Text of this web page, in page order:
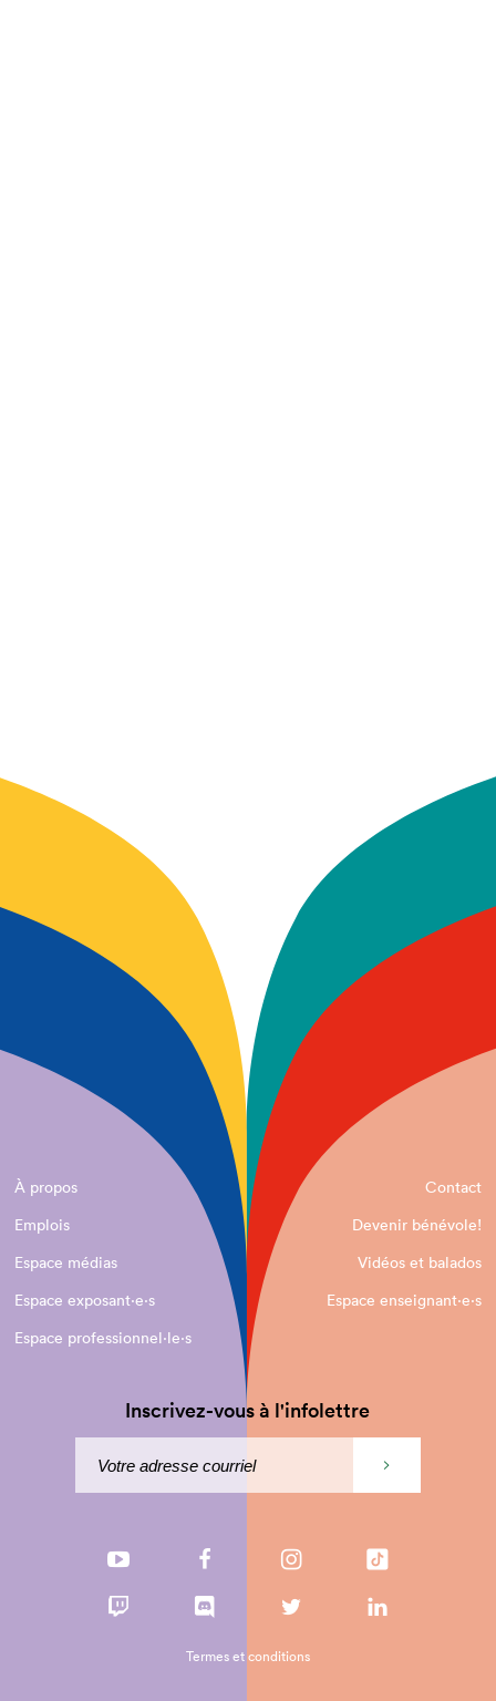
À propos
Contact
Emplois
Devenir bénévole!
Espace médias
Vidéos et balados
Espace exposant·e⋅s
Espace enseignant·e⋅s
Espace professionnel·le⋅s
Inscrivez-vous à l'infolettre
Termes et conditions